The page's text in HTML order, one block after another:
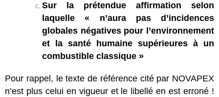
Sur la prétendue affirmation selon
laquelle « n’aura pas d’incidences
globales négatives pour l’environnement
et la santé humaine supérieures à un
combustible classique »
Pour rappel, le texte de référence cité par NOVAPEX
n’est plus celui en vigueur et le libellé en est erroné !